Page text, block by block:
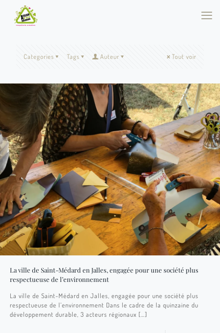
Categories Tags Auteur Tout voir
La ville de Saint-Médard en Jalles, engagée pour une société plus
respectueuse de l’environnement
La ville de Saint-Médard en Jalles, engagée pour une société plus
respectueuse de l’environnement Dans le cadre de la quinzaine du
développement durable, 3 acteurs régionaux […]